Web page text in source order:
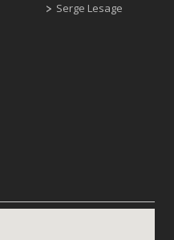
Serge Lesage